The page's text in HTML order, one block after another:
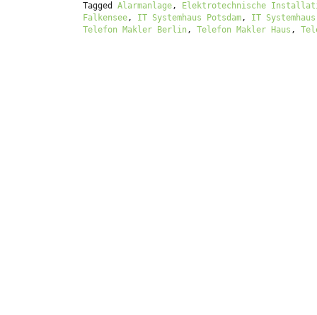
Tagged Alarmanlage, Elektrotechnische
Falkensee, IT Systemhaus Potsdam, IT
Telefon Makler Berlin, Telefon Makler Haus ,